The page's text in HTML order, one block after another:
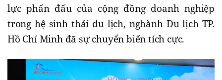
lực phấn đấu của cộng đồng doanh nghiệp
trong hệ sinh thái du lịch, nghành Du lịch TP.
Hồ Chí Minh đã sự chuyển biến tích cực.